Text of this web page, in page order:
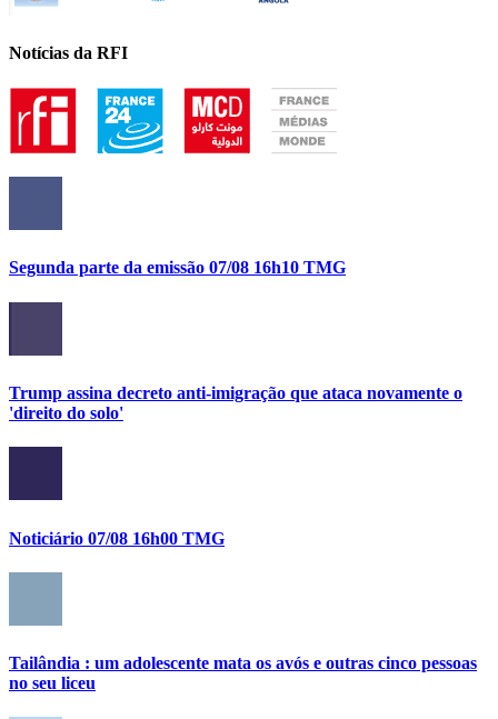
Notícias da RFI
Segunda parte da emissão 07/08 16h10 TMG
Trump assina decreto anti-imigração que ataca novamente o
'direito do solo'
Noticiário 07/08 16h00 TMG
Tailândia : um adolescente mata os avós e outras cinco pessoas
no seu liceu